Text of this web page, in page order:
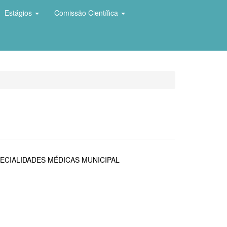
Estágios Comissão Científica
MÉDICAS MUNICIPAL